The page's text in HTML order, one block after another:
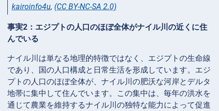
kairoinfo4u, (CC BY-NC-SA 2.0)
事実2：エジプトの人口のほぼ全体がナイル川の近くに住
んでいる
ナイル川は単なる地理的特徴ではなく、エジプトの生命線
であり、国の人口構成と日常生活を形成しています。エジ
プトの人口のほぼ全体が、ナイル川の肥沃な河岸とデルタ
地帯に集中して住んでいます。この集中は、毎年の洪水を
通じて農業を維持するナイル川の独特な能力によって促進